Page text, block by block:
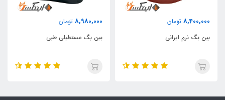
8,400,000 تومان
بین بگ نرم ایرانی
8,980,000 تومان
بین بگ مستطیلی طبی